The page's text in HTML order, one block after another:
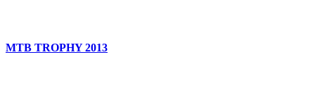
MTB TROPHY 2013